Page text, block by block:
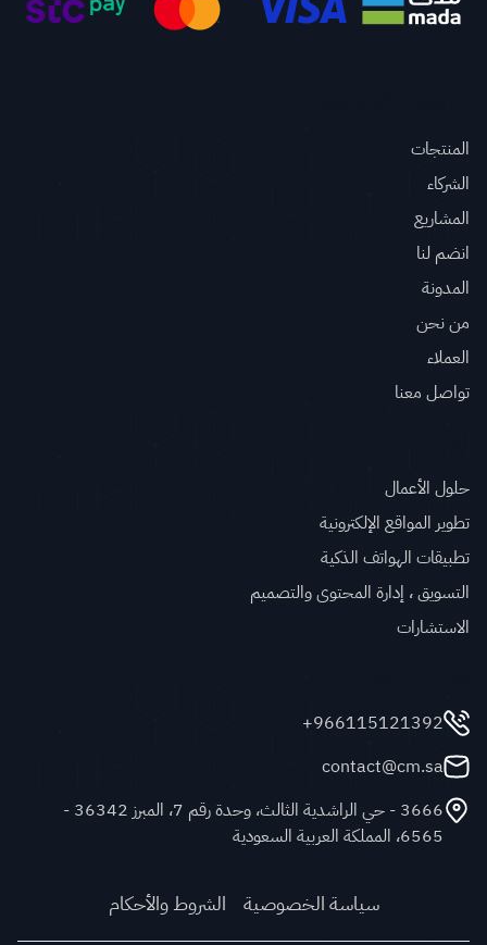
المنتجات
الشركاء
المشاريع
انضم لنا
المدونة
من نحن
العملاء
تواصل معنا
حلول الأعمال
تطوير المواقع الإلكترونية
تطبيقات الهواتف الذكية
التسويق ، إدارة المحتوى والتصميم
الاستشارات
966115121392+
contact@cm.sa
3666 - حي الراشدية الثالث، وحدة رقم 7، المبرز 36342 -
6565، المملكة العربية السعودية
سياسة الخصوصية الشروط والأحكام